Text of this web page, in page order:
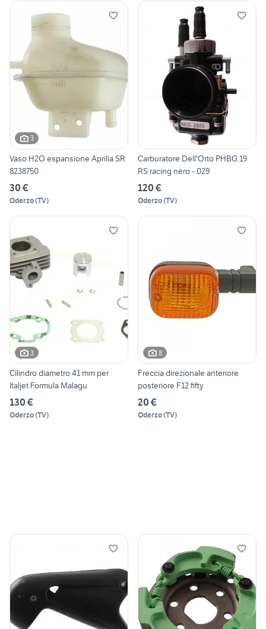
3
Vaso H2O espansione Aprilia SR
8238750
30 €
Oderzo(TV)
Carburatore Dell'Orto PHBG 19
RS racing nero - 029
120 €
Oderzo(TV)
3
Cilindro diametro 41 mm per
Italjet Formula Malagu
130 €
Oderzo(TV)
8
Freccia direzionale anteriore
posteriore F12 fifty
20 €
Oderzo(TV)